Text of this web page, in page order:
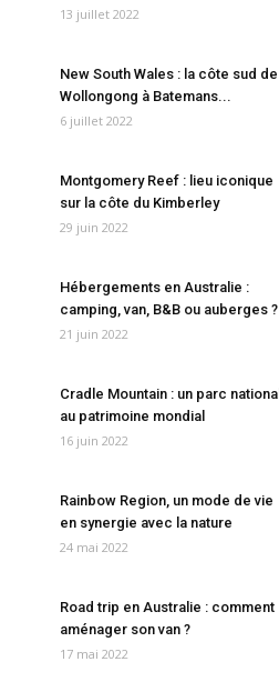
13 juillet 2022
New South Wales : la côte sud de
Wollongong à Batemans...
6 juillet 2022
Montgomery Reef : lieu iconique
sur la côte du Kimberley
29 juin 2022
Hébergements en Australie :
camping, van, B&B ou auberges ?
21 juin 2022
Cradle Mountain : un parc national
au patrimoine mondial
16 juin 2022
Rainbow Region, un mode de vie
en synergie avec la nature
24 mai 2022
Road trip en Australie : comment
aménager son van ?
17 mai 2022